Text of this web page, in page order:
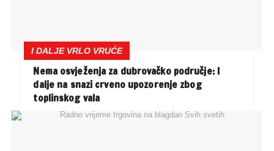
I DALJE VRLO VRUĆE
Nema osvježenja za dubrovačko područje: I
dalje na snazi crveno upozorenje zbog
toplinskog vala